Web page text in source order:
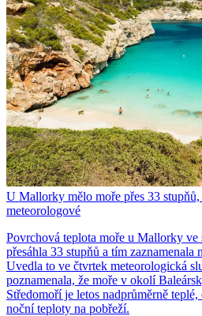
U Mallorky mělo moře přes 33
meteorologové
Povrchová teplota moře u Mallorky ve
přesáhla 33 stupňů a tím zaznamenala
Uvedla to ve čtvrtek meteorologická
poznamenala, že moře v okolí
Středomoří je letos nadprůměrně
noční teploty na pobřeží.